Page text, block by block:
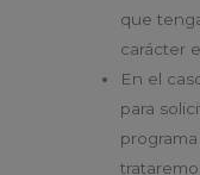
que
carácter
En el
para